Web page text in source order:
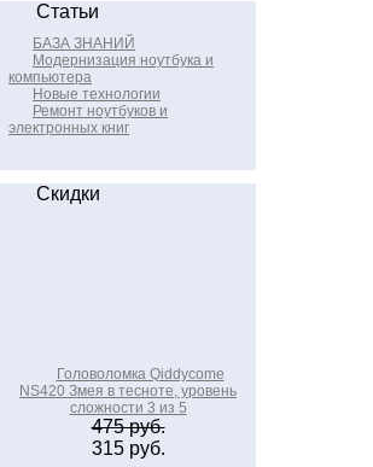
Статьи
БАЗА ЗНАНИЙ
Модернизация ноутбука и
компьютера
Новые технологии
Ремонт ноутбуков и
электронных книг
Скидки
Головоломка Qiddycome
NS420 Змея в тесноте, уровень
сложности 3 из 5
475 руб.
315 руб.